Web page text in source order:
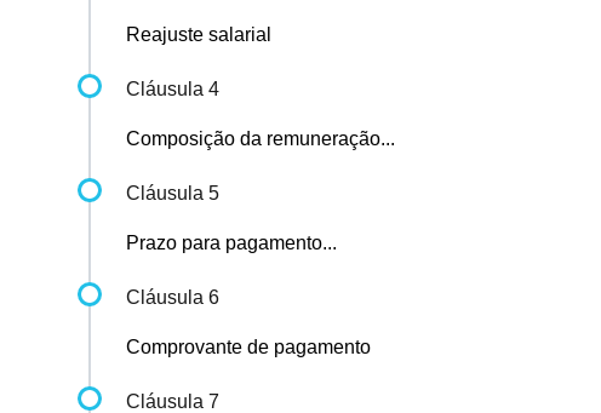
Reajuste salarial
Cláusula 4
Composição da remuneração...
Cláusula 5
Prazo para pagamento...
Cláusula 6
Comprovante de pagamento
Cláusula 7